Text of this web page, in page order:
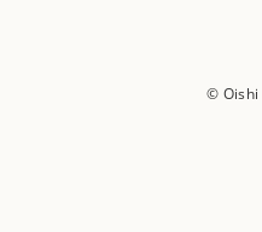
© Oishi